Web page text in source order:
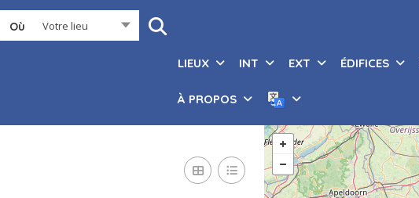
Où Votre lieu
LIEUX INT EXT ÉDIFICES
À PROPOS